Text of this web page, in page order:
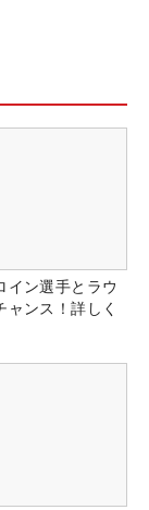
イン選手とラウ
ャンス！詳しく